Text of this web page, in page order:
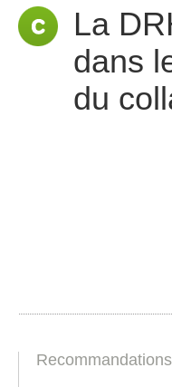
La
dans
du
Recommandations